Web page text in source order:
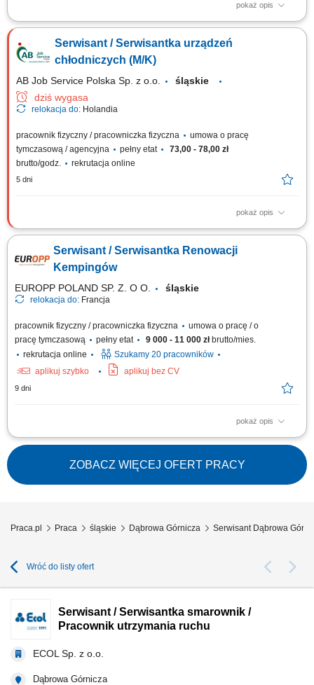
pokaż opis
Główne obowiązki: montaż urządzeń do oczyszczania wody; obsługa
Serwisant / Serwisantka urządzeń
chłodniczych (M/K)
AB Job Service Polska Sp. z o.o.
śląskie
dziś wygasa
relokacja do: Holandia
pracownik fizyczny / pracowniczka fizyczna
umowa o pracę
tymczasową / agencyjna
pełny etat
73,00 - 78,00 zł
brutto/godz.
rekrutacja online
5 dni
pokaż opis
Nasz klient to światowy lider w branży transportu i logistyki, działający w
tworzy nowoczesne środowisko pracy, w którym liczą się bezpieczeństwo,
współpraca oraz rozwój pracowników. Dołączając do zespołu,...
Serwisant / Serwisantka Renowacji
Kempingów
EUROPP POLAND SP. Z. O O. śląskie
relokacja do: Francja
pracownik fizyczny / pracowniczka fizyczna
umowa o pracę / o
pracę tymczasową
pełny etat 9 000 - 11 000 złbrutto/mies.
rekrutacja online
Szukamy 20 pracowników
aplikuj szybko
aplikuj bez CV
9 dni
pokaż opis
Realizować prace remontowe w domkach kempingowych zgodnie z listą
zadań (35h/tydzień) Malować powierzchnie, montować listwy narożne
oraz systemy prysznicowe; Kłaść linoleum, wykładziny podłogowe oraz
wymieniać punkty świetlne i kontakty;
ZOBACZ WIĘCEJ OFERT PRACY
Praca.pl Praca śląskie Dąbrowa Górnicza Serwisant Dąbrowa
Wróć do listy ofert
Serwisant / Serwisantka smarownik /
Pracownik utrzymania ruchu
ECOL Sp. z o.o.
Dąbrowa Górnicza